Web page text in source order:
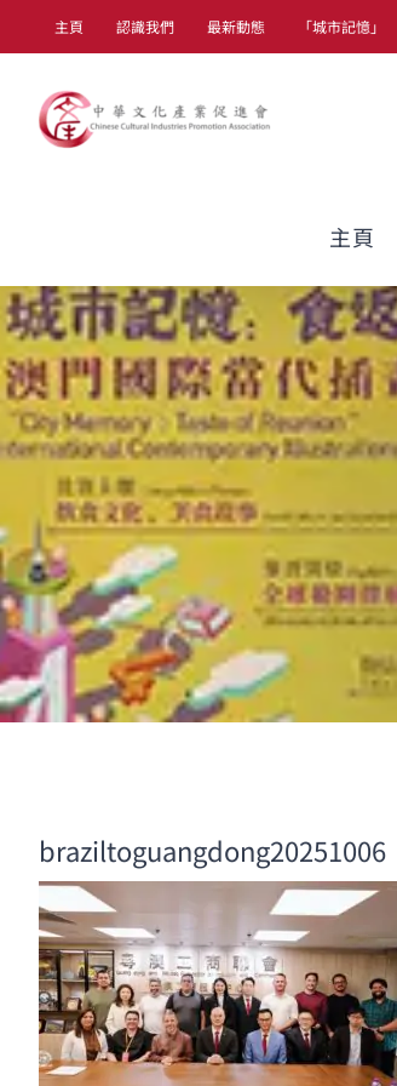
to
content
主頁 認識我們 最新動態 「城市記憶」
主頁
braziltoguangdong20251006